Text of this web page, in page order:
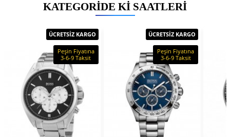
KATEGORIDE KI SAATLERI
ÜCRETSİZ KARGO
Peşin Fiyatına
3-6-9 Taksit
ÜCRETSİZ KARGO
Peşin Fiyatına
3-6-9 Taksit